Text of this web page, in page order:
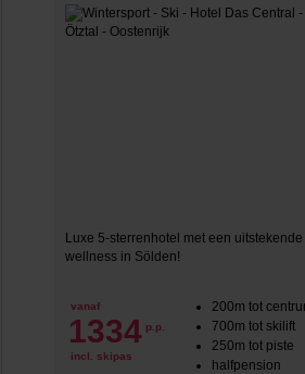
Luxe 5-sterrenhotel met een
wellness in Sölden!
vanaf
1334 p.p.
incl. skipas
200m tot
700m tot skilift
250m tot piste
halfpension